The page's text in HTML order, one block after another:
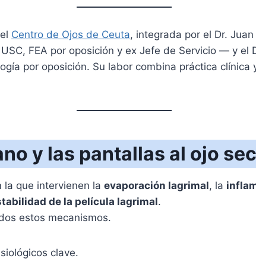
Centro de Ojos de Ceuta, integrada por el Dr.
FEA por oposición y ex Jefe de Servicio — y el
por oposición. Su labor combina práctica
y las pantallas al ojo
la que intervienen la evaporación lagrimal, la
de la película lagrimal.
estos mecanismos.
clave.